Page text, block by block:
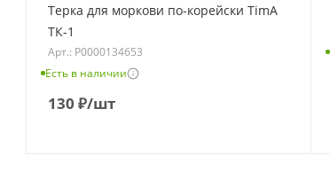
Терка для моркови по-корейски TimA
ТК-1
Арт.: Р0000134653
Есть в наличии
130 ₽/шт